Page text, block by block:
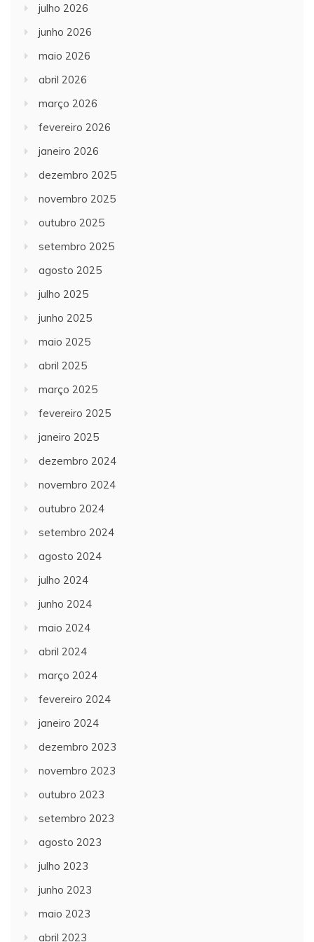
julho 2026
junho 2026
maio 2026
abril 2026
março 2026
fevereiro 2026
janeiro 2026
dezembro 2025
novembro 2025
outubro 2025
setembro 2025
agosto 2025
julho 2025
junho 2025
maio 2025
abril 2025
março 2025
fevereiro 2025
janeiro 2025
dezembro 2024
novembro 2024
outubro 2024
setembro 2024
agosto 2024
julho 2024
junho 2024
maio 2024
abril 2024
março 2024
fevereiro 2024
janeiro 2024
dezembro 2023
novembro 2023
outubro 2023
setembro 2023
agosto 2023
julho 2023
junho 2023
maio 2023
abril 2023